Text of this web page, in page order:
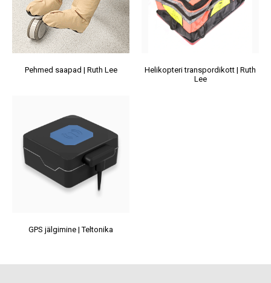
Pehmed saapad | Ruth Lee
Helikopteri transpordikott | Ruth
Lee
GPS jälgimine | Teltonika